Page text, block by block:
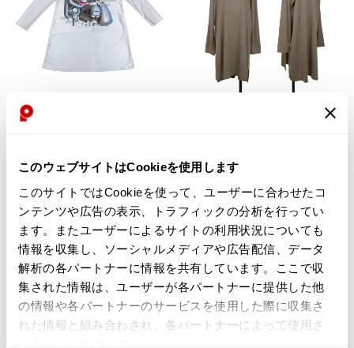
このウェブサイトはCookieを使用します
このサイトではCookieを使って、ユーザーに合わせたコ
ンテンツや広告の表示、トラフィックの分析を行ってい
ます。またユーザーによるサイトの利用状況についても
情報を収集し、ソーシャルメディアや広告配信、データ
解析の各パートナーに情報を共有しています。ここで収
集された情報は、ユーザーが各パートナーに提供した他
の情報や各パートナーのサービスを使用した際に収集さ
れた情報と組み合わされ、各パートナーによって使用さ
COMME des GARCONS HOMME
PLUS Bike Print Long T-shirt
Silver L
$‌330.00
$‌300.00
likes
$‌190.00
2likes
10%OFF